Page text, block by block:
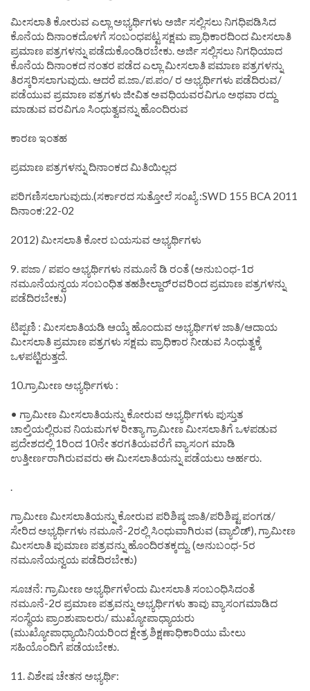
ಮೀಸಲಾತಿ ಕೋರುವ ಎಲ್ಲಾ ಅಭ್ಯರ್ಥಿಗಳು ಅರ್ಜಿ ಸಲ್ಲಿಸಲು ನಿಗಧಿಪಡಿಸಿದ
ಕೊನೆಯ ದಿನಾಂಕದೊಳಗೆ ಸಂಬಂಧಪಟ್ಟ ಸಕ್ಷಮ ಪ್ರಾಧಿಕಾರದಿಂದ ಮೀಸಲಾತಿ
ಪ್ರಮಾಣ ಪತ್ರಗಳನ್ನು ಪಡೆದುಕೊಂಡಿರಬೇಕು. ಅರ್ಜಿ ಸಲ್ಲಿಸಲು ನಿಗಧಿಯಾದ
ಕೊನೆಯ ದಿನಾಂಕದ ನಂತರ ಪಡೆದ ಎಲ್ಲಾ ಮೀಸಲಾತಿ ಪಮಾಣ ಪತ್ರಗಳನ್ನು
ತಿರಸ್ಕರಿಸಲಾಗುವುದು. ಆದರೆ ಪ.ಜಾ./ಪ.ಪಂ/ ರ ಅಭ್ಯರ್ಥಿಗಳು ಪಡೆದಿರುವ/
ಪಡೆಯುವ ಪ್ರಮಾಣ ಪತ್ರಗಳು ಜೀವಿತ ಅವಧಿಯವರವಿಗೂ ಅಥವಾ ರದ್ದು
ಮಾಡುವ ವರವಿಗೂ ಸಿಂಧುತ್ವವನ್ನು ಹೊಂದಿರುವ
ಕಾರಣ ಇಂತಹ
ಪ್ರಮಾಣ ಪತ್ರಗಳನ್ನು ದಿನಾಂಕದ ಮಿತಿಯಿಲ್ಲದ
ಪರಿಗಣಿಸಲಾಗುವುದು.(ಸರ್ಕಾರದ ಸುತ್ತೋಲೆ ಸಂಖ್ಯೆ :SWD 155 BCA 2011
ದಿನಾಂಕ:22-02
2012) ಮೀಸಲಾತಿ ಕೋರ ಬಯಸುವ ಅಭ್ಯರ್ಥಿಗಳು
9. ಪಜಾ / ಪಪಂ ಅಭ್ಯರ್ಥಿಗಳು ನಮೂನೆ ಡಿ ರಂತೆ (ಅನುಬಂಧ-1ರ
ನಮೂನೆಯನ್ವಯ ಸಂಬಂಧಿತ ತಹಶೀಲ್ದಾರ್‌ರವರಿಂದ ಪ್ರಮಾಣ ಪತ್ರಗಳನ್ನು
ಪಡೆದಿರಬೇಕು)
ಟಿಪ್ಪಣಿ : ಮೀಸಲಾತಿಯಡಿ ಆಯ್ಕೆ ಹೊಂದುವ ಅಭ್ಯರ್ಥಿಗಳ ಜಾತಿ/ಆದಾಯ
ಮೀಸಲಾತಿ ಪ್ರಮಾಣ ಪತ್ರಗಳು ಸಕ್ಷಮ ಪ್ರಾಧಿಕಾರ ನೀಡುವ ಸಿಂಧುತ್ವಕ್ಕೆ
ಒಳಪಟ್ಟಿರುತ್ತದೆ.
10.ಗ್ರಾಮೀಣ ಅಭ್ಯರ್ಥಿಗಳು :
• ಗ್ರಾಮೀಣ ಮೀಸಲಾತಿಯನ್ನು ಕೋರುವ ಅಭ್ಯರ್ಥಿಗಳು ಪುಸ್ತುತ
ಚಾಲ್ತಿಯಲ್ಲಿರುವ ನಿಯಮಗಳ ರೀತ್ಯಾ ಗ್ರಾಮೀಣ ಮೀಸಲಾತಿಗೆ ಒಳಪಡುವ
ಪ್ರದೇಶದಲ್ಲಿ 1ರಿಂದ 10ನೇ ತರಗತಿಯವರೆಗೆ ವ್ಯಾಸಂಗ ಮಾಡಿ
ಉತ್ತೀರ್ಣರಾಗಿರುವವರು ಈ ಮೀಸಲಾತಿಯನ್ನು ಪಡೆಯಲು ಅರ್ಹರು.
.
ಗ್ರಾಮೀಣ ಮೀಸಲಾತಿಯನ್ನು ಕೋರುವ ಪರಿಶಿಷ್ಠ ಜಾತಿ/ಪರಿಶಿಷ್ಟ ಪಂಗಡ/
ಸೇರಿದ ಅಭ್ಯರ್ಥಿಗಳು ನಮೂನೆ-2ರಲ್ಲಿ ಸಿಂಧುವಾಗಿರುವ (ವ್ಯಾಲಿಡ್), ಗ್ರಾಮೀಣ
ಮೀಸಲಾತಿ ಪುಮಾಣ ಪತ್ರವನ್ನು ಹೊಂದಿರತಕ್ಕದ್ದು. (ಅನುಬಂಧ-5ರ
ನಮೂನೆಯನ್ವಯ ಪಡೆದಿರಬೇಕು)
ಸೂಚನೆ: ಗ್ರಾಮೀಣ ಅಭ್ಯರ್ಥಿಗಳೆಂದು ಮೀಸಲಾತಿ ಸಂಬಂಧಿಸಿದಂತೆ
ನಮೂನೆ-2ರ ಪ್ರಮಾಣ ಪತ್ರವನ್ನು ಅಭ್ಯರ್ಥಿಗಳು ತಾವು ವ್ಯಾಸಂಗಮಾಡಿದ
ಸಂಸ್ಥೆಯ ಪ್ರಾಂಶುಪಾಲರು/ ಮುಖ್ಯೋಪಾಧ್ಯಾಯರು
(ಮುಖ್ಯೋಪಾಧ್ಯಾಯಿನಿಯರಿಂದ ಕ್ಷೇತ್ರ ಶಿಕ್ಷಣಾಧಿಕಾರಿಯು ಮೇಲು
ಸಹಿಯೊಂದಿಗೆ ಪಡೆಯಬೇಕು.
11. ವಿಶೇಷ ಚೇತನ ಅಭ್ಯರ್ಥಿ: